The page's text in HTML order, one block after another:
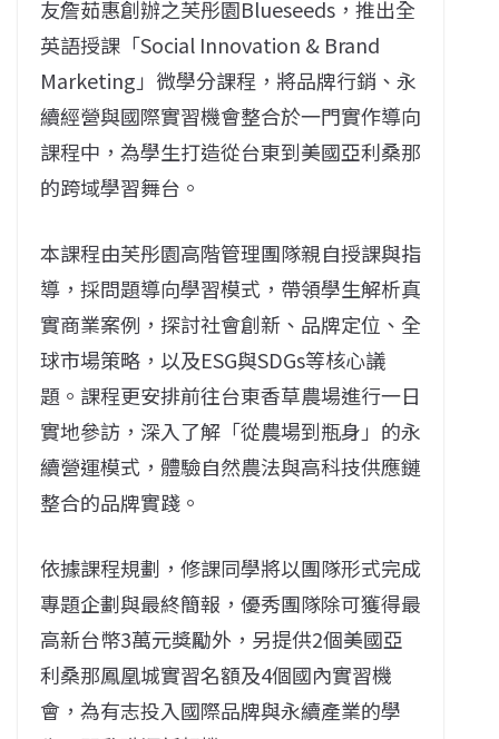
友詹茹惠創辦之芙彤園Blueseeds，推出全
英語授課「Social Innovation & Brand
Marketing」微學分課程，將品牌行銷、 永
續經營與國際實習機會整合於一門實作導向
課程中， 為學生打造從台東到美國亞利桑那
的跨域學習舞台。
本課程由芙彤園高階管理團隊親自授課與指
導， 採問題導向學習模式，帶領學生解析真
實商業案例，探討社會創新、 品牌定位、全
球市場策略，以及ESG與SDGs等核心議
題。 課程更安排前往台東香草農場進行一日
實地參訪，深入了解「從農場到瓶身」的永
續營運模式， 體驗自然農法與高科技供應鏈
整合的品牌實踐。
依據課程規劃，修課同學將以團隊形式完成
專題企劃與最終簡報， 優秀團隊除可獲得最
高新台幣3萬元獎勵外， 另提供2個美國亞
利桑那鳳凰城實習名額及4個國內實習機
會， 為有志投入國際品牌與永續產業的學